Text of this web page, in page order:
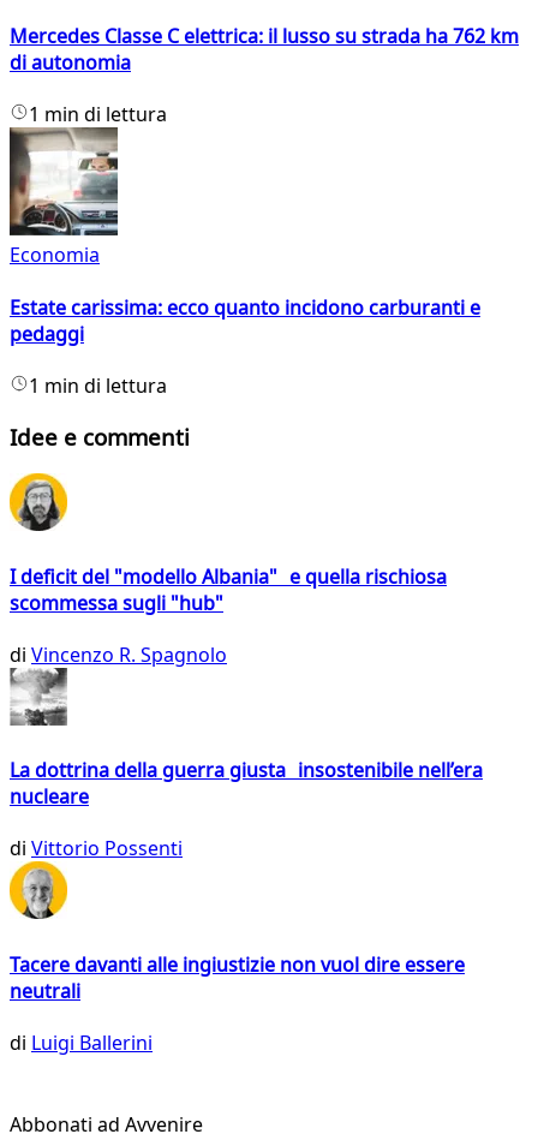
Mercedes Classe C elettrica: il lusso su strada ha 762 km
di autonomia
1 min di lettura
Economia
Estate carissima: ecco quanto incidono carburanti e
pedaggi
1 min di lettura
Idee e commenti
I deficit del "modello Albania" e quella rischiosa
scommessa sugli "hub"
di Vincenzo R. Spagnolo
La dottrina della guerra giusta insostenibile nell’era
nucleare
di Vittorio Possenti
Tacere davanti alle ingiustizie non vuol dire essere
neutrali
di Luigi Ballerini
Abbonati ad Avvenire